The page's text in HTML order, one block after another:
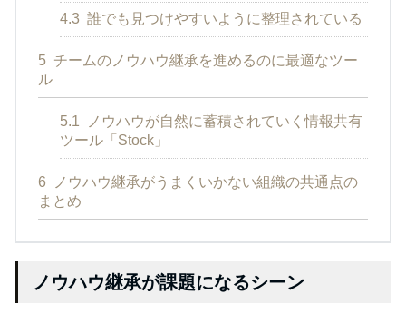
4.3 誰でも見つけやすいように整理されている
5 チームのノウハウ継承を進めるのに最適なツー
ル
5.1
ノウハウが自然に蓄積されていく情報共有
ツール「Stock」
6
ノウハウ継承がうまくいかない組織の共通点の
まとめ
ノウハウ継承が課題になるシーン